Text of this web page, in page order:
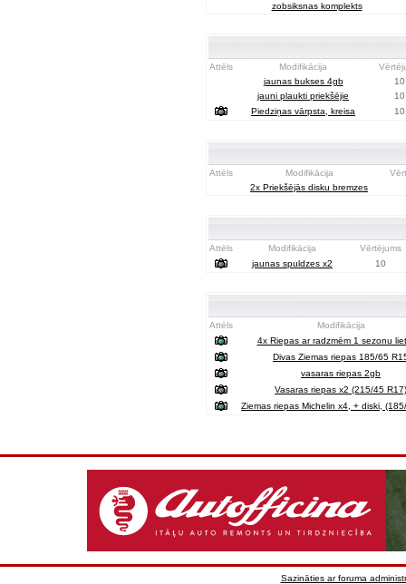
zobsiksnas komplekts
Attēls Modifikācija
jaunas bukses 4gb
10
jauni plaukti priekšējie
10
Piedziņas vārpsta, kreisa
10
Attēls Modifikācija
2x Priekšējās disku bremzes
Attēls Modifikācija
Vērtējums
jaunas spuldzes x2
10
Attēls
Modifikācija
4x Riepas ar radzmēm 1 sezonu
Divas Ziemas riepas 185/65
vasaras riepas 2gb
Vasaras riepas x2 (215/45 R17)
Ziemas riepas Michelin x4, + diski,
Sazināties ar foruma